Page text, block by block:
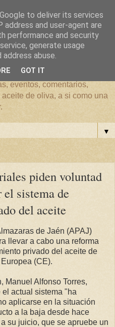
eventos, comentarios,
de oliva, a si como una
▼
piden voluntad
sistema de
del aceite
de Jaén (APAJ)
llevar a cabo una reforma
privado del aceite de
(CE).
Manuel Alfonso Torres,
actual sistema "ha
aplicarse en la situación
a la baja desde hace
su juicio, que se apruebe un
to deliver its services
address and user-agent are
performance and security
generate usage
abuse.
GOT IT